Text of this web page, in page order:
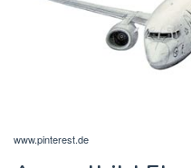
www.pinterest.de